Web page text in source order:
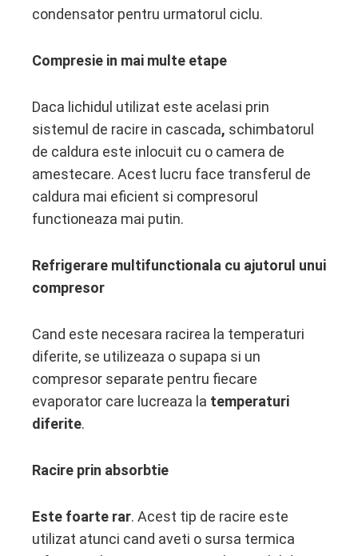
condensator pentru urmatorul ciclu.
Compresie in mai multe etape
Daca lichidul utilizat este acelasi prin
sistemul de racire in cascada, schimbatorul
de caldura este inlocuit cu o camera de
amestecare. Acest lucru face transferul de
caldura mai eficient si compresorul
functioneaza mai putin.
Refrigerare multifunctionala cu ajutorul unui
compresor
Cand este necesara racirea la temperaturi
diferite, se utilizeaza o supapa si un
compresor separate pentru fiecare
evaporator care lucreaza la temperaturi
diferite.
Racire prin absorbtie
Este foarte rar. Acest tip de racire este
utilizat atunci cand aveti o sursa termica